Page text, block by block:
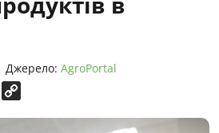
Джерело: AgroPortal
Email